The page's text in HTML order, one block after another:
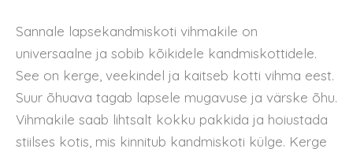
Sannale lapsekandmiskoti vihmakile on
universaalne ja sobib kõikidele kandmiskottidele.
See on kerge, veekindel ja kaitseb kotti vihma eest.
Suur õhuava tagab lapsele mugavuse ja värske õhu.
Vihmakile saab lihtsalt kokku pakkida ja hoiustada
stiilses kotis, mis kinnitub kandmiskoti külge. Kerge